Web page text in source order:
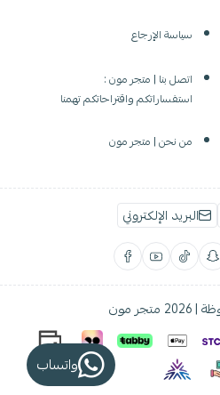
سياسة الإرجاع
اتصل بنا | متجر مون :
استفساراتكم واقتراحاتكم تهمنا
من نحن | متجر مون
البريد الإلكتروني
2026 متجر مون
واتساب